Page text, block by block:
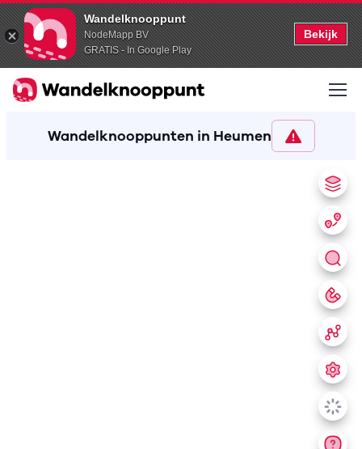
Wandelknooppunt
NodeMapp BV
GRATIS - In Google Play
Bekijk
Wandelknooppunten in Heumen